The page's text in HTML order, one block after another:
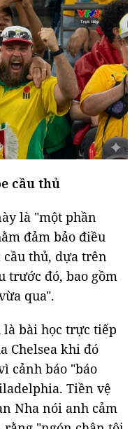
cầu thủ
là "một phần
đảm bảo điều
thủ, dựa trên
trước đó, bao gồm
qua".
là bài học trực tiếp
Chelsea khi đó
cảnh báo "báo
Tiền vệ
Nha nói anh cảm